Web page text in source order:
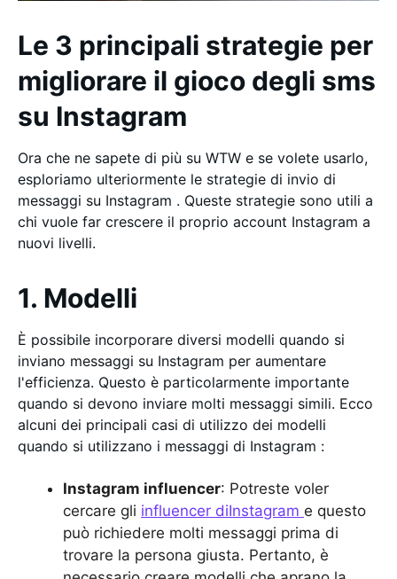
Le 3 principali strategie per
migliorare il gioco degli sms
su Instagram
Ora che ne sapete di più su WTW e se volete usarlo,
esploriamo ulteriormente le strategie di invio di
messaggi su Instagram . Queste strategie sono utili a
chi vuole far crescere il proprio account Instagram a
nuovi livelli.
1. Modelli
È possibile incorporare diversi modelli quando si
inviano messaggi su Instagram per aumentare
l'efficienza. Questo è particolarmente importante
quando si devono inviare molti messaggi simili. Ecco
alcuni dei principali casi di utilizzo dei modelli
quando si utilizzano i messaggi di Instagram :
Instagram influencer: Potreste voler
cercare gli influencer diInstagram e questo
può richiedere molti messaggi prima di
trovare la persona giusta. Pertanto, è